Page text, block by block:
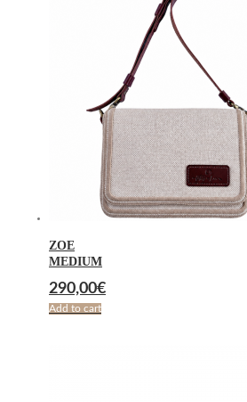
ZOE
MEDIUM
290,00€
Add to cart